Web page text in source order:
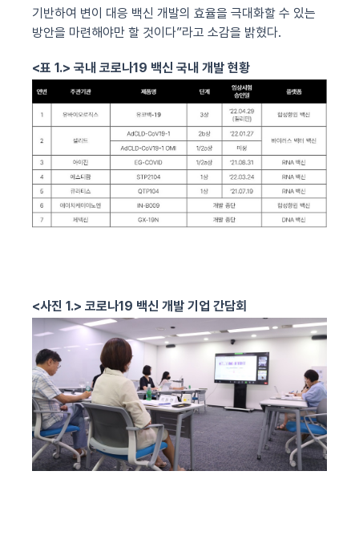
기반하여 변이 대응 백신 개발의 효율을 극대화할 수 있는
방안을 마련해야만 할 것이다”라고 소감을 밝혔다.
<표 1.> 국내 코로나19 백신 국내 개발 현황
<사진 1.> 코로나19 백신 개발 기업 간담회